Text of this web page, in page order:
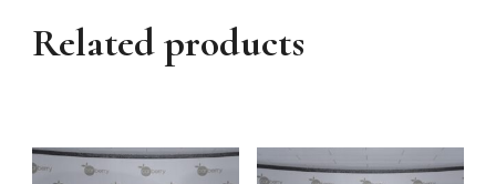
Related products